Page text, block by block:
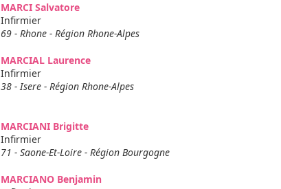
MARCI Salvatore
Infirmier
69 - Rhone - Région Rhone-Alpes
MARCIAL Laurence
Infirmier
38 - Isere - Région Rhone-Alpes
MARCIANI Brigitte
Infirmier
71 - Saone-Et-Loire - Région Bourgogne
MARCIANO Benjamin